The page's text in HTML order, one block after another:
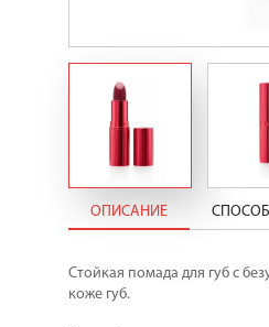
ОПИСАНИЕ
Стойкая помада для губ с
коже губ.